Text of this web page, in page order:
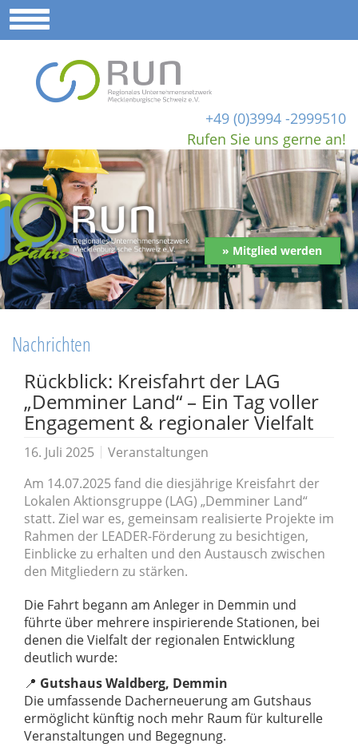
+49 (0)3994 -2999510
Rufen Sie uns gerne an!
» Mitglied werden
Nachrichten
Rückblick: Kreisfahrt der LAG
„Demminer Land“ – Ein Tag voller
Engagement & regionaler Vielfalt
16. Juli 2025
Veranstaltungen
Am 14.07.2025 fand die diesjährige Kreisfahrt der
Lokalen Aktionsgruppe (LAG) „Demminer Land“
statt. Ziel war es, gemeinsam realisierte Projekte im
Rahmen der LEADER-Förderung zu besichtigen,
Einblicke zu erhalten und den Austausch zwischen
den Mitgliedern zu stärken.
Die Fahrt begann am Anleger in Demmin und
führte über mehrere inspirierende Stationen, bei
denen die Vielfalt der regionalen Entwicklung
deutlich wurde:
📍 Gutshaus Waldberg, Demmin
Die umfassende Dacherneuerung am Gutshaus
ermöglicht künftig noch mehr Raum für kulturelle
Veranstaltungen und Begegnung.